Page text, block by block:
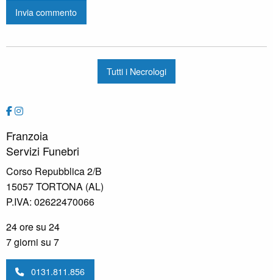
Tutti i Necrologi
Franzoia
Servizi Funebri
Corso Repubblica 2/B
15057 TORTONA (AL)
P.IVA: 02622470066
24 ore su 24
7 giorni su 7
0131.811.856